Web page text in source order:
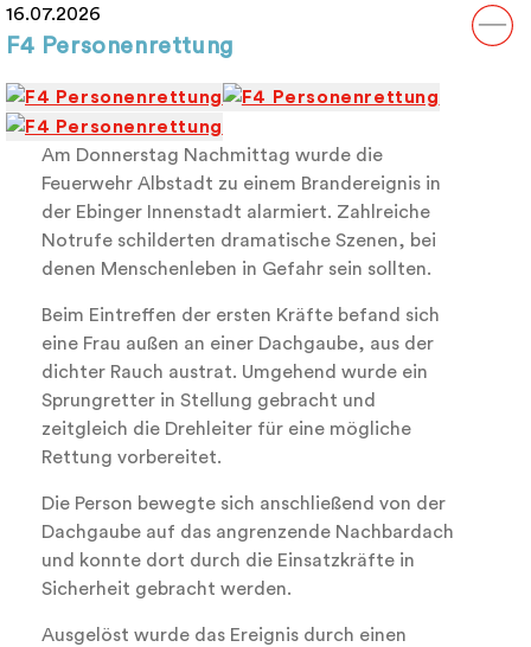
16.07.2026
F4 Personenrettung
Am Donnerstag Nachmittag wurde die
Feuerwehr Albstadt zu einem Brandereignis in
der Ebinger Innenstadt alarmiert. Zahlreiche
Notrufe schilderten dramatische Szenen, bei
denen Menschenleben in Gefahr sein sollten.
Beim Eintreffen der ersten Kräfte befand sich
eine Frau außen an einer Dachgaube, aus der
dichter Rauch austrat. Umgehend wurde ein
Sprungretter in Stellung gebracht und
zeitgleich die Drehleiter für eine mögliche
Rettung vorbereitet.
Die Person bewegte sich anschließend von der
Dachgaube auf das angrenzende Nachbardach
und konnte dort durch die Einsatzkräfte in
Sicherheit gebracht werden.
Ausgelöst wurde das Ereignis durch einen